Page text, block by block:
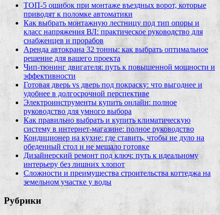
ТОП-5 ошибок при монтаже въездных ворот, которые
приводят к поломке автоматики
Как выбрать монтажную лестницу под тип опоры и
класс напряжения ВЛ: практическое руководство для
снабженцев и прорабов
Аренда автокрана 32 тонны: как выбрать оптимальное
решение для вашего проекта
Чип‑тюнинг двигателя: путь к повышенной мощности и
эффективности
Готовая дверь vs дверь под покраску: что выгоднее и
удобнее в долгосрочной перспективе
Электроинструменты купить онлайн: полное
руководство для умного выбора
Как правильно выбрать и купить климатическую
систему в интернет‑магазине: полное руководство
Кондиционер на кухне: где ставить, чтобы не дуло на
обеденный стол и не мешало готовке
Дизайнерский ремонт под ключ: путь к идеальному
интерьеру без лишних хлопот
Сложности и преимущества строительства коттеджа на
земельном участке у воды
Рубрики